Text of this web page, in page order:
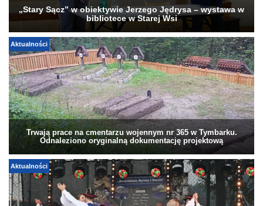
„Stary Sącz” w obiektywie Jerzego Jędrysa – wystawa w
bibliotece w Starej Wsi
Aktualności
Trwają prace na cmentarzu wojennym nr 365 w Tymbarku.
Odnaleziono oryginalną dokumentację projektową
Aktualności